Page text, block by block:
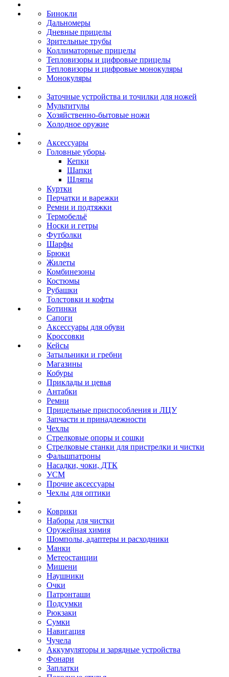
Бинокли
Дальномеры
Дневные прицелы
Зрительные трубы
Коллиматорные прицелы
Тепловизоры и цифровые прицелы
Тепловизоры и цифровые монокуляры
Монокуляры
Заточные устройства и точилки для ножей
Мультитулы
Хозяйственно-бытовые ножи
Холодное оружие
Аксессуары
Головные уборы
Кепки
Шапки
Шляпы
Куртки
Перчатки и варежки
Ремни и подтяжки
Термобельё
Носки и гетры
Футболки
Шарфы
Брюки
Жилеты
Комбинезоны
Костюмы
Рубашки
Толстовки и кофты
Ботинки
Сапоги
Аксессуары для обуви
Кроссовки
Кейсы
Затыльники и гребни
Магазины
Кобуры
Приклады и цевья
Антабки
Ремни
Прицельные приспособления и ЛЦУ
Запчасти и принадлежности
Чехлы
Стрелковые опоры и сошки
Стрелковые станки для пристрелки и чистки
Фальшпатроны
Насадки, чоки, ДТК
УСМ
Прочие аксессуары
Чехлы для оптики
Коврики
Наборы для чистки
Оружейная химия
Шомполы, адаптеры и расходники
Манки
Метеостанции
Мишени
Наушники
Очки
Патронташи
Подсумки
Рюкзаки
Сумки
Навигация
Чучела
Аккумуляторы и зарядные устройства
Фонари
Заплатки